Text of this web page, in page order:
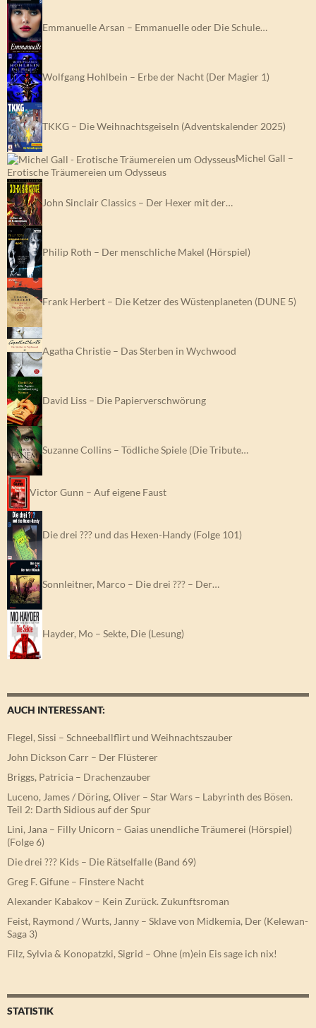
Emmanuelle Arsan – Emmanuelle oder Die Schule…
Wolfgang Hohlbein – Erbe der Nacht (Der Magier 1)
TKKG – Die Weihnachtsgeiseln (Adventskalender 2025)
Michel Gall –
Erotische Träumereien um Odysseus
John Sinclair Classics – Der Hexer mit der…
Philip Roth – Der menschliche Makel (Hörspiel)
Frank Herbert – Die Ketzer des Wüstenplaneten (DUNE 5)
Agatha Christie – Das Sterben in Wychwood
David Liss – Die Papierverschwörung
Suzanne Collins – Tödliche Spiele (Die Tribute…
Victor Gunn – Auf eigene Faust
Die drei ??? und das Hexen-Handy (Folge 101)
Sonnleitner, Marco – Die drei ??? – Der…
Hayder, Mo – Sekte, Die (Lesung)
AUCH INTERESSANT:
Flegel, Sissi – Schneeballflirt und Weihnachtszauber
John Dickson Carr – Der Flüsterer
Briggs, Patricia – Drachenzauber
Luceno, James / Döring, Oliver – Star Wars – Labyrinth des Bösen.
Teil 2: Darth Sidious auf der Spur
Lini, Jana – Filly Unicorn – Gaias unendliche Träumerei (Hörspiel)
(Folge 6)
Die drei ??? Kids – Die Rätselfalle (Band 69)
Greg F. Gifune – Finstere Nacht
Alexander Kabakov – Kein Zurück. Zukunftsroman
Feist, Raymond / Wurts, Janny – Sklave von Midkemia, Der (Kelewan-
Saga 3)
Filz, Sylvia & Konopatzki, Sigrid – Ohne (m)ein Eis sage ich nix!
STATISTIK